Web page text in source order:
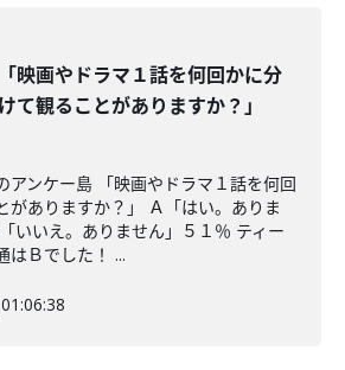
「映画やドラマ１話を何回かに分
けて観ることがありますか？」
アンケー島 「映画やドラマ１話を何回
がありますか？」 Ａ「はい。ありま
いえ。ありません」５１％ ティー
はＢでした！ ...
01:06:38